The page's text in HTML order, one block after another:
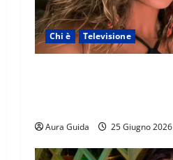
Chi è Televisione
Aura Guida 25 Giugno 2026